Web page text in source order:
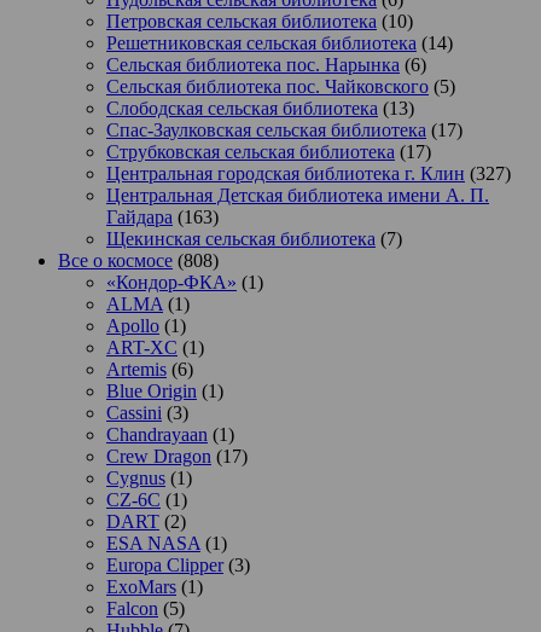
Петровская сельская библиотека (10)
Решетниковская сельская библиотека (14)
Сельская библиотека пос. Нарынка (6)
Сельская библиотека пос. Чайковского (5)
Слободская сельская библиотека (13)
Спас-Заулковская сельская библиотека (17)
Струбковская сельская библиотека (17)
Центральная городская библиотека г. Клин (327)
Центральная Детская библиотека имени А. П.
Гайдара (163)
Щекинская сельская библиотека (7)
Все о космосе (808)
«Кондор-ФКА» (1)
ALMA (1)
Apollo (1)
ART-XC (1)
Artemis (6)
Blue Origin (1)
Cassini (3)
Chandrayaan (1)
Crew Dragon (17)
Cygnus (1)
CZ-6C (1)
DART (2)
ESA NASA (1)
Europa Clipper(3)
ExoMars (1)
Falcon (5)